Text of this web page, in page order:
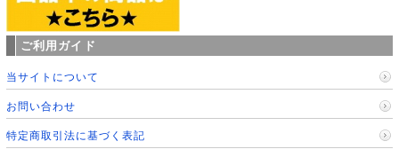
ご利用ガイド
当サイトについて
お問い合わせ
特定商取引法に基づく表記